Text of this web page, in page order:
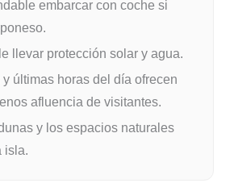
embarcar con coche si
llevar protección solar y agua.
últimas horas del día ofrecen
afluencia de visitantes.
y los espacios naturales
isla.